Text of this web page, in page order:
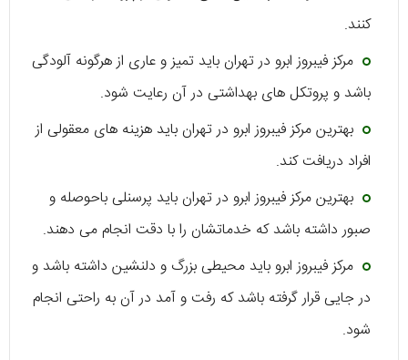
کنند.
مرکز فیبروز ابرو در تهران باید تمیز و عاری از هرگونه آلودگی
باشد و پروتکل های بهداشتی در آن رعایت شود.
بهترین مرکز فیبروز ابرو در تهران باید هزینه های معقولی از
افراد دریافت کند.
بهترین مرکز فیبروز ابرو در تهران باید پرسنلی باحوصله و
صبور داشته باشد که خدماتشان را با دقت انجام می دهند.
مرکز فیبروز ابرو باید محیطی بزرگ و دلنشین داشته باشد و
در جایی قرار گرفته باشد که رفت و آمد در آن به راحتی انجام
شود.